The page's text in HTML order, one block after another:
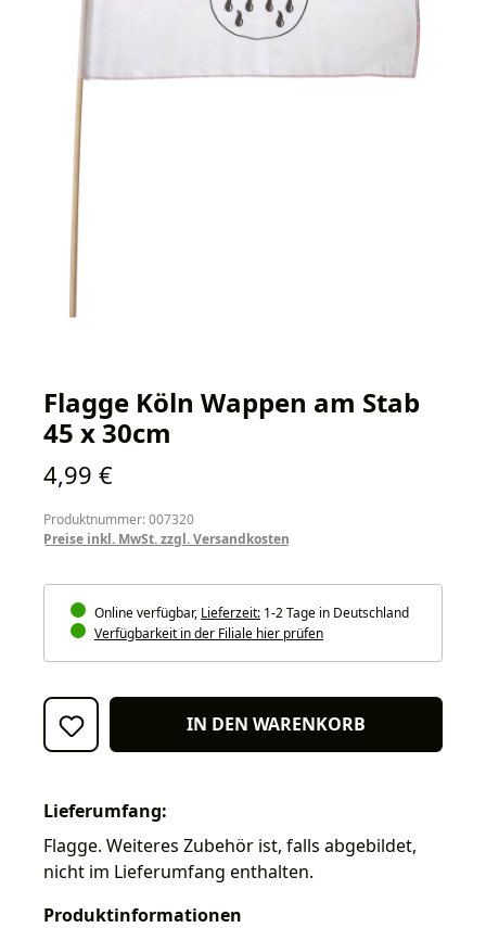
Flagge Köln Wappen am Stab
45 x 30cm
Regulärer Preis:
4,99 €
Produktnummer: 007320
Preise inkl. MwSt. zzgl. Versandkosten
Online verfügbar, Lieferzeit: 1-2 Tage in Deutschland
Verfügbarkeit in der Filiale hier prüfen
IN DEN WARENKORB
Lieferumfang:
Flagge. Weiteres Zubehör ist, falls abgebildet,
nicht im Lieferumfang enthalten.
Produktinformationen